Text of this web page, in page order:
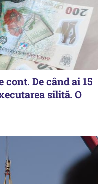
cont. De când ai 15
silită. O